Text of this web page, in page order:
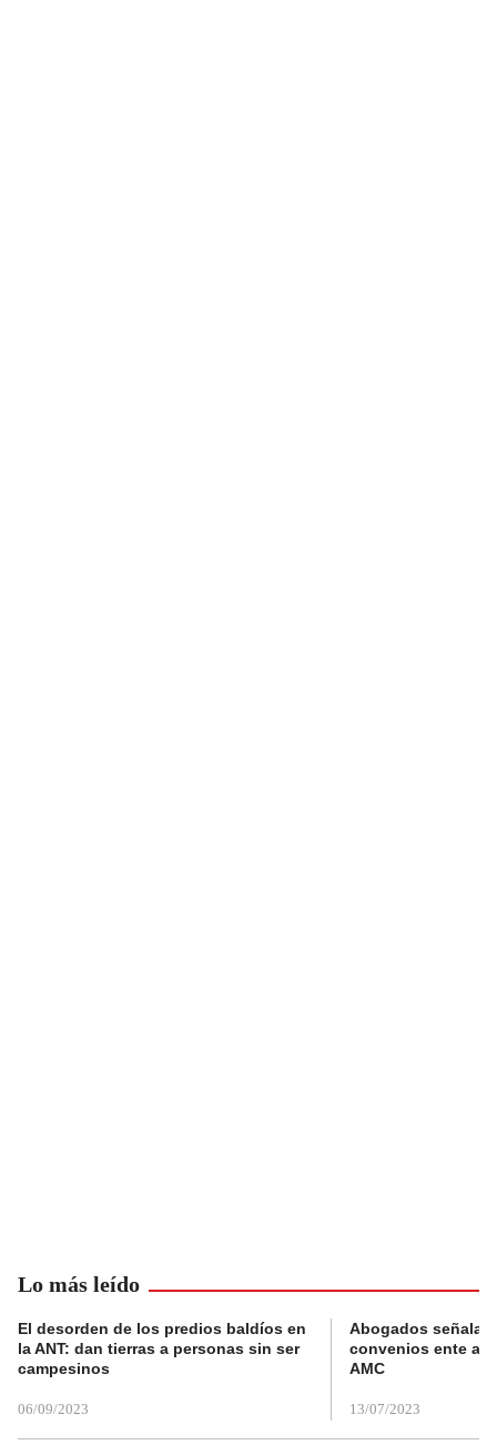
Lo más leído
El desorden de los predios baldíos en
la ANT: dan tierras a personas sin ser
campesinos
06/09/2023
Abogados
convenios ente
AMC
13/07/2023